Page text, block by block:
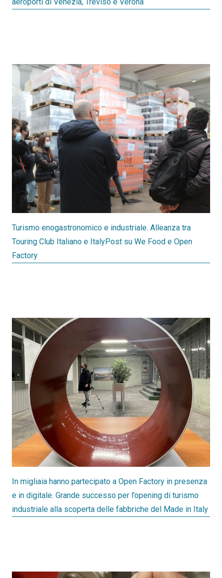
Turismo enogastronomico e industriale. Alleanza tra
Touring Club Italiano e ItalyPost su We Food e Open
Factory
In migliaia hanno partecipato a Open Factory in presenza
e in digitale. Grande successo per l’opening di turismo
industriale alla scoperta delle fabbriche del Made in Italy